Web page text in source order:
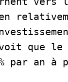
que le
par an